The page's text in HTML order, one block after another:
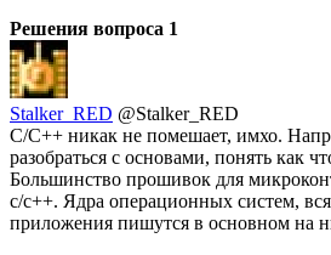
Решения вопроса 1
Stalker_RED @Stalker_RED
С/С++ никак не помешает, имхо.
разобраться с основами, понять как
Большинство прошивок для
c/c++. Ядра операционных систем,
приложения пишутся в основном на